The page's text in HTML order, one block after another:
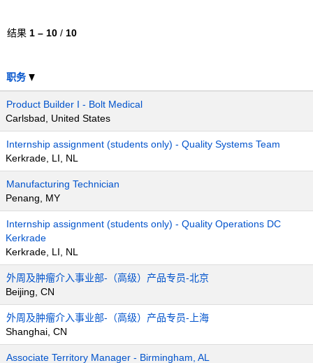
结果 1 – 10 / 10
职务
Product Builder I - Bolt Medical
Carlsbad, United States
Internship assignment (students only) - Quality Systems Team
Kerkrade, LI, NL
Manufacturing Technician
Penang, MY
Internship assignment (students only) - Quality Operations DC
Kerkrade
Kerkrade, LI, NL
外周及肿瘤介入事业部-（高级）产品专员-北京
Beijing, CN
外周及肿瘤介入事业部-（高级）产品专员-上海
Shanghai, CN
Associate Territory Manager - Birmingham, AL